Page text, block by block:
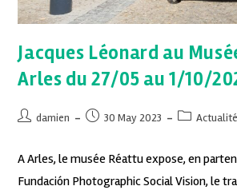
Jacques Léonard au
Arles du 27/05 au 1/10/
damien 30 May 2023
A Arles, le musée Réattu expose, en
Fundación Photographic Social Vision, le